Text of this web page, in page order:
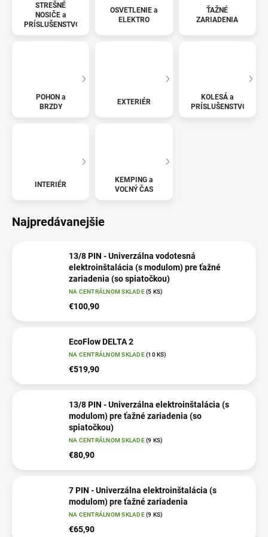
STREŠNÉ
NOSIČE a
PRÍSLUŠENSTVO
OSVETLENIE a
ELEKTRO
ŤAŽNÉ
ZARIADENIA
POHON a
BRZDY
EXTERIÉR
KOLESÁ a
PRÍSLUŠENSTVO
INTERIÉR
KEMPING a
VOĽNÝ ČAS
Najpredávanejšie
13/8 PIN - Univerzálna vodotesná
elektroinštalácia (s modulom) pre ťažné
zariadenia (so spiatočkou)
NA CENTRÁLNOM SKLADE(5 KS)
€100,90
EcoFlow DELTA 2
NA CENTRÁLNOM SKLADE(10 KS)
€519,90
13/8 PIN - Univerzálna elektroinštalácia (s
modulom) pre ťažné zariadenia (so
spiatočkou)
NA CENTRÁLNOM SKLADE(9 KS)
€80,90
7 PIN - Univerzálna elektroinštalácia (s
modulom) pre ťažné zariadenia
NA CENTRÁLNOM SKLADE(9 KS)
€65,90